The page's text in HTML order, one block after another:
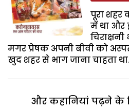
पूरा शहर
में था और
मगर प्रेषक अपनी बीवी को
खुद शहर से भाग जाना चाहता
और कहानियां पढ़ने के